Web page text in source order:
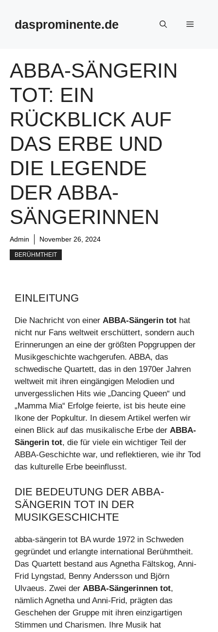
contentdasprominente.de Menu
ABBA-SÄNGERIN
TOT: EIN
RÜCKBLICK AUF
DAS ERBE UND
DIE LEGENDE
DER ABBA-
SÄNGERINNEN
Admin November 26, 2024
BERÜHMTHEIT
EINLEITUNG
Die Nachricht von einer ABBA-Sängerin tot hat
nicht nur Fans weltweit erschüttert, sondern auch
Erinnerungen an eine der größten Popgruppen der
Musikgeschichte wachgerufen. ABBA, das
schwedische Quartett, das in den 1970er Jahren
weltweit mit ihren eingängigen Melodien und
unvergesslichen Hits wie „Dancing Queen“ und
„Mamma Mia“ Erfolge feierte, ist bis heute eine
Ikone der Popkultur. In diesem Artikel werfen wir
einen Blick auf das musikalische Erbe der ABBA-
Sängerin tot, die für viele ein wichtiger Teil der
ABBA-Geschichte war, und reflektieren, wie ihr Tod
das kulturelle Erbe beeinflusst.
DIE BEDEUTUNG DER ABBA-
SÄNGERIN TOT IN DER
MUSIKGESCHICHTE
abba-sängerin tot BA wurde 1972 in Schweden
gegründet und erlangte international Berühmtheit.
Das Quartett bestand aus Agnetha Fältskog, Anni-
Frid Lyngstad, Benny Andersson und Björn
Ulvaeus. Zwei der ABBA-Sängerinnen tot,
nämlich Agnetha und Anni-Frid, prägten das
Geschehen der Gruppe mit ihren einzigartigen
Stimmen und Charismen. Ihre Musik hat